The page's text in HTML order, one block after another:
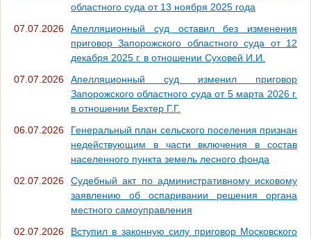
областного суда от 13 ноября 2025 года
07.07.2026
Апелляционный суд оставил без изменения
приговор Запорожского областного суда от 12
декабря 2025 г. в отношении Суховей И.И.
07.07.2026
Апелляционный суд изменил приговор
Запорожского областного суда от 5 марта 2026 г.
в отношении Бехтер Г.Г.
06.07.2026
Генеральный план сельского поселения признан
недействующим в части включения в состав
населенного пункта земель лесного фонда
02.07.2026
Судебный акт по административному исковому
заявлению об оспаривании решения органа
местного самоуправления
02.07.2026
Вступил в законную силу приговор Московского